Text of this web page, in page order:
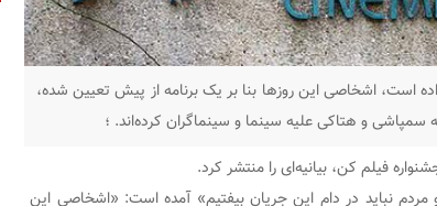
است، اشخاصی این روزها بنا بر یک برنامه از پیش تعیین شده،
سمپاشی و هتاکی علیه سینما و سینماگران کرده‌اند. ؛
فیلم کن، بیانیه‌ای را منتشر کرد.
مردم نباید در دام این جریان بیفتیم» آمده است: «اشخاصی این
انگار آش دهن سوزی هم نیست!
مهدی بذرافکن؛